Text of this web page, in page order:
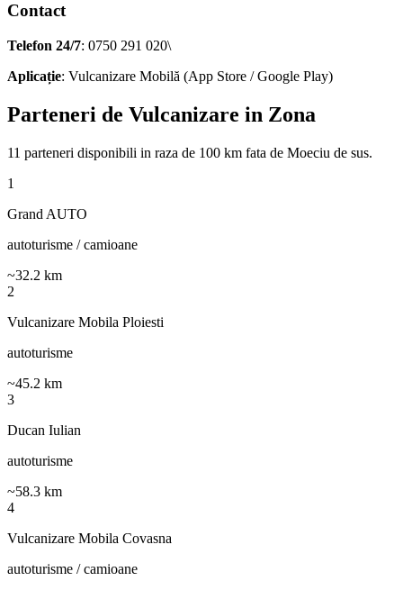
Contact
Telefon 24/7: 0750 291 020\
Aplicație: Vulcanizare Mobilă (App Store / Google Play)
Parteneri de Vulcanizare in Zona
11 parteneri disponibili in raza de 100 km fata de Moeciu de sus.
1
Grand AUTO
autoturisme / camioane
~32.2 km
2
Vulcanizare Mobila Ploiesti
autoturisme
~45.2 km
3
Ducan Iulian
autoturisme
~58.3 km
4
Vulcanizare Mobila Covasna
autoturisme / camioane